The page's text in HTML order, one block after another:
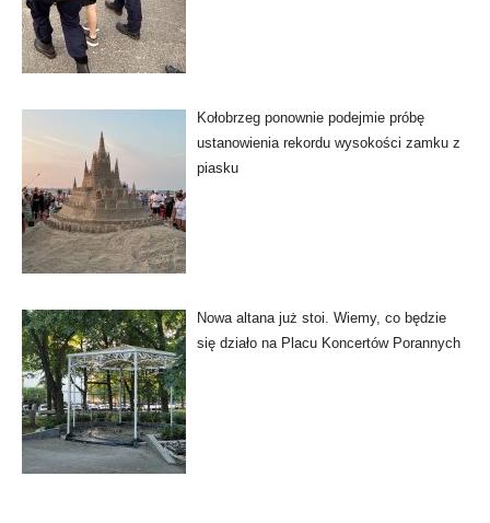
Kołobrzeg ponownie podejmie próbę
ustanowienia rekordu wysokości zamku z
piasku
Nowa altana już stoi. Wiemy, co będzie
się działo na Placu Koncertów Porannych